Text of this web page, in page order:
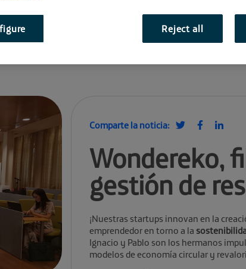
Comparte la noticia:
Wondereko,
gestión de
¡Nuestras startups innovan en la
emprendedor en torno a la
Ignacio y Pablo son los hermanos
modelos de economía circular y
Reject all